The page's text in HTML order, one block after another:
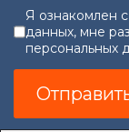
Согласие
Я ознакомлен
данных, мне
персональных